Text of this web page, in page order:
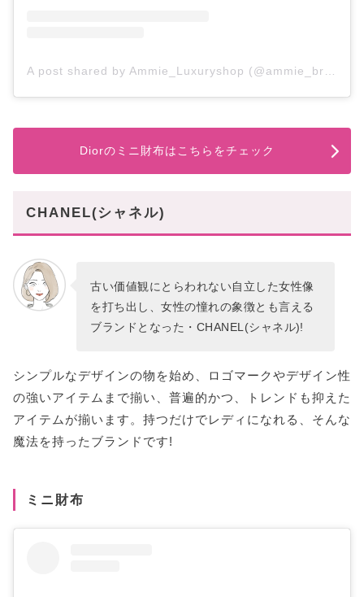
A post shared by Ammie_Luxuryshop (@ammie_brandshop)
Diorのミニ財布はこちらをチェック
CHANEL(シャネル)
古い価値観にとらわれない自立した女性像
を打ち出し、女性の憧れの象徴とも言える
ブランドとなった・CHANEL(シャネル)!
シンプルなデザインの物を始め、ロゴマークやデザイン性
の強いアイテムまで揃い、普遍的かつ、トレンドも抑えた
アイテムが揃います。持つだけでレディになれる、そんな
魔法を持ったブランドです!
ミニ財布